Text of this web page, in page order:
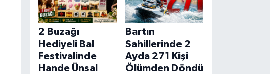
2 Buzağı
Hediyeli Bal
Festivalinde
Hande Ünsal
Bartın
Sahillerinde 2
Ayda 271 Kişi
Ölümden Döndü